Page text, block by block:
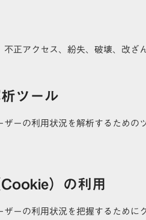
正アクセス、紛失、破壊、改ざ
ツール
ーの利用状況を解析するため
）の利用
ーの利用状況を把握するため